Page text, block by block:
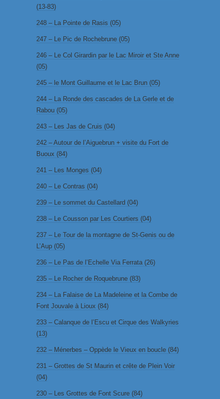
(13-83)
248 – La Pointe de Rasis (05)
247 – Le Pic de Rochebrune (05)
246 – Le Col Girardin par le Lac Miroir et Ste Anne
(05)
245 – le Mont Guillaume et le Lac Brun (05)
244 – La Ronde des cascades de La Gerle et de
Rabou (05)
243 – Les Jas de Cruis (04)
242 – Autour de l’Aiguebrun + visite du Fort de
Buoux (84)
241 – Les Monges (04)
240 – Le Contras (04)
239 – Le sommet du Castellard (04)
238 – Le Cousson par Les Courtiers (04)
237 – Le Tour de la montagne de St-Genis ou de
L’Aup (05)
236 – Le Pas de l’Echelle Via Ferrata (26)
235 – Le Rocher de Roquebrune (83)
234 – La Falaise de La Madeleine et la Combe de
Font Jouvale à Lioux (84)
233 – Calanque de l’Escu et Cirque des Walkyries
(13)
232 – Ménerbes – Oppède le Vieux en boucle (84)
231 – Grottes de St Maurin et crête de Plein Voir
(04)
230 – Les Grottes de Font Scure (84)